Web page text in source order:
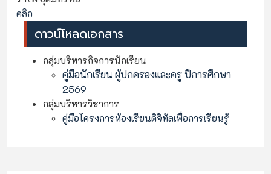
คลิก
ดาวน์โหลดเอกสาร
กลุ่มบริหารกิจการนักเรียน
คู่มือนักเรียน ผู้ปกครองและครู ปีการศึกษา
2569
กลุ่มบริหารวิชาการ
คู่มือโครงการห้องเรียนดิจิทัลเพื่อการเรียนรู้